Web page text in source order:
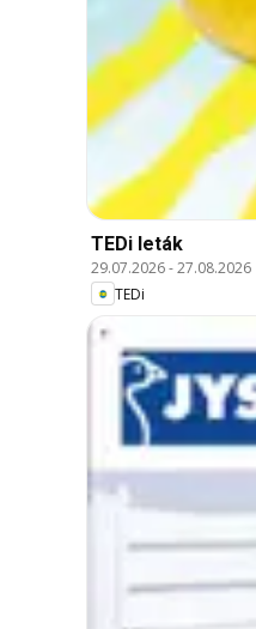
TEDi leták
29.07.2026-27.08.2026
TEDi